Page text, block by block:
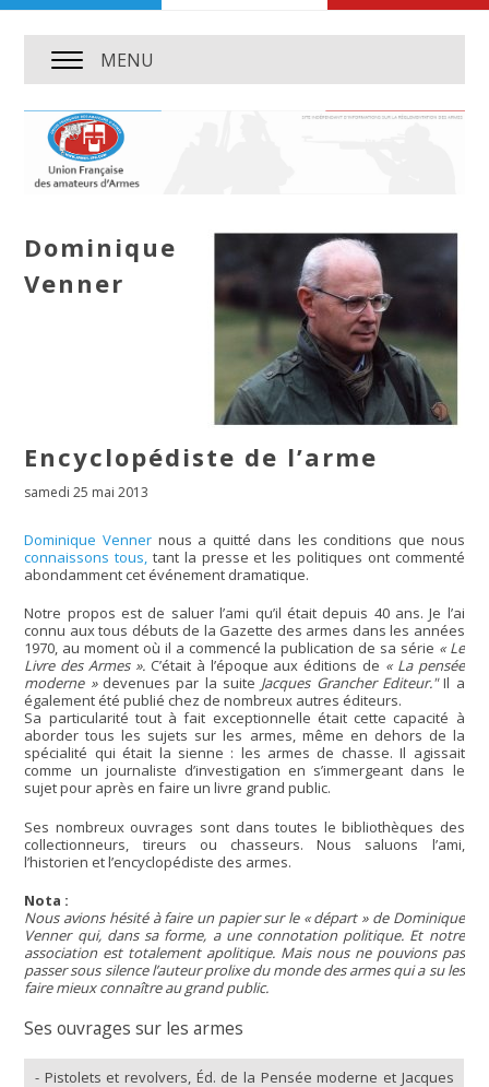
MENU
Dominique
Venner
Encyclopédiste de l’arme
samedi 25 mai 2013
Dominique Venner nous a quitté dans les conditions que nous
connaissons tous, tant la presse et les politiques ont commenté
abondamment cet événement dramatique.
Notre propos est de saluer l’ami qu’il était depuis 40 ans. Je l’ai
connu aux tous débuts de la Gazette des armes dans les années
1970, au moment où il a commencé la publication de sa série « Le
Livre des Armes ».C’était à l’époque aux éditions de « La pensée
moderne »devenues par la suite Jacques Grancher Editeur."Il a
également été publié chez de nombreux autres éditeurs.
Sa particularité tout à fait exceptionnelle était cette capacité à
aborder tous les sujets sur les armes, même en dehors de la
spécialité qui était la sienne : les armes de chasse. Il agissait
comme un journaliste d’investigation en s’immergeant dans le
sujet pour après en faire un livre grand public.
Ses nombreux ouvrages sont dans toutes le bibliothèques des
collectionneurs, tireurs ou chasseurs. Nous saluons l’ami,
l’historien et l’encyclopédiste des armes.
Nota :
Nous avions hésité à faire un papier sur le « départ » de Dominique
Venner qui, dans sa forme, a une connotation politique. Et notre
association est totalement apolitique. Mais nous ne pouvions pas
passer sous silence l’auteur prolixe du monde des armes qui a su les
faire mieux connaître au grand public.
Ses ouvrages sur les armes
- Pistolets et revolvers, Éd. de la Pensée moderne et Jacques